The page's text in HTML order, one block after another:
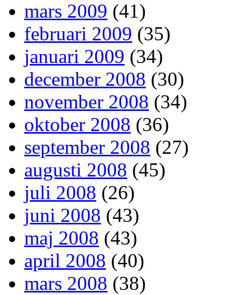
mars 2009 (41)
februari 2009 (35)
januari 2009 (34)
december 2008 (30)
november 2008 (34)
oktober 2008 (36)
september 2008 (27)
augusti 2008 (45)
juli 2008 (26)
juni 2008 (43)
maj 2008 (43)
april 2008 (40)
mars 2008 (38)